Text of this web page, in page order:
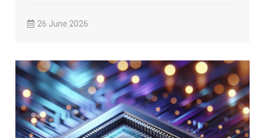
26 June 2026